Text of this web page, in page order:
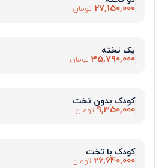
27,150,000 تومان
یک تخته
35,790,000 تومان
کودک بدون تخت
9,350,000 تومان
کودک با تخت
26,640,000 تومان